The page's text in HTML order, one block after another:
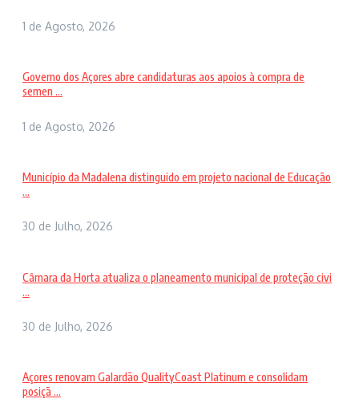
1 de Agosto, 2026
Governo dos Açores abre candidaturas aos apoios à compra de
semen ...
1 de Agosto, 2026
Município da Madalena distinguido em projeto nacional de Educação
...
30 de Julho, 2026
Câmara da Horta atualiza o planeamento municipal de proteção civi
...
30 de Julho, 2026
Açores renovam Galardão QualityCoast Platinum e consolidam
posiçã ...